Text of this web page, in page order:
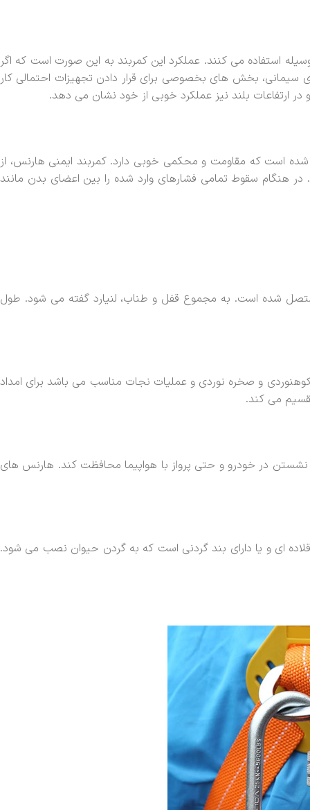
استفاده می کنند. عملکرد این کمربند به این صورت است که اگر
سیمانی، بخش های بخصوصی برای قرار دادن تجهیزات احتمالی کار
در ارتفاعات بلند نیز عملکرد خوبی از خود نشان می دهد.
شده است که مقاومت و محکمی خوبی دارد. کمربند ایمنی هارنس، از
سقوط تمامی فشارهای وارد شده را بین اعضای بدن مانند
شده است. به مجموع قفل و طناب، لنیارد گفته می شود. طول
و صخره نوردی و عملیات نجات مناسب می باشد برای امداد
می کند.
در خودرو و حتی پرواز با هواپیما محافظت کند. هارنس های
ای و یا دارای بند گردنی است که به گردن حیوان نصب می شود.